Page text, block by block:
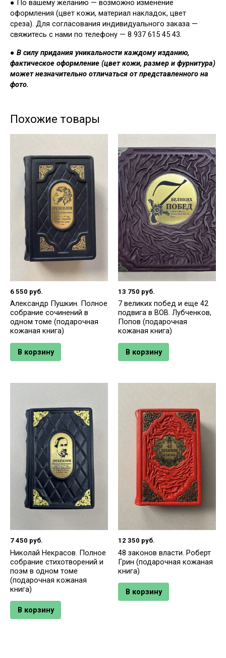
● По вашему желанию — возможно изменение
оформления (цвет кожи, материал накладок, цвет
среза). Для согласования индивидуального заказа —
свяжитесь с нами по телефону — 8 937 615 45 43.
● В силу придания уникальности каждому изданию,
фактическое оформление (цвет кожи, размер и фурнитура)
может незначительно отличаться от представленного на
фото.
Похожие товары
6 550 руб.
Александр Пушкин. Полное
собрание сочинений в
одном томе (подарочная
кожаная книга)
В корзину
13 750 руб.
7 великих побед и еще 42
подвига в ВОВ. Лубченков,
Попов (подарочная
кожаная книга)
В корзину
7 450 руб.
Николай Некрасов. Полное
собрание стихотворений и
поэм в одном томе
(подарочная кожаная
книга)
В корзину
12 350 руб.
48 законов власти. Роберт
Грин (подарочная кожаная
книга)
В корзину